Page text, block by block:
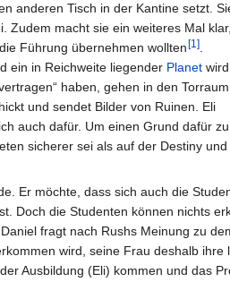
anderen Tisch in der Kantine setzt.
Zudem macht sie ein weiteres Mal klar,
Führung übernehmen wollten[1 ].
ein in Reichweite liegender Planetwird
haben, gehen in den
und sendet Bilder von Ruinen. Eli
auch dafür. Um einen Grund dafür
sicherer sei als auf der Destiny
Er möchte, dass sich auch die
Doch die Studenten können nichts
fragt nach Rushs Meinung zu
wird, seine Frau deshalb ihre
Ausbildung (Eli) kommen und das